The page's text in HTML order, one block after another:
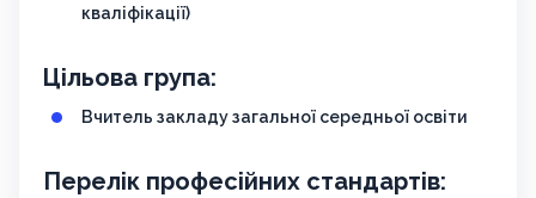
кваліфікації)
Цільова група:
Вчитель закладу загальної середньої освіти
Перелік професійних стандартів: